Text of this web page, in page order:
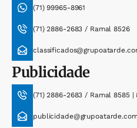
(71) 99965-8961
(71) 2886-2683 / Ramal 8526
Publicidade
(71) 2886-2683 / Ramal 8585 |